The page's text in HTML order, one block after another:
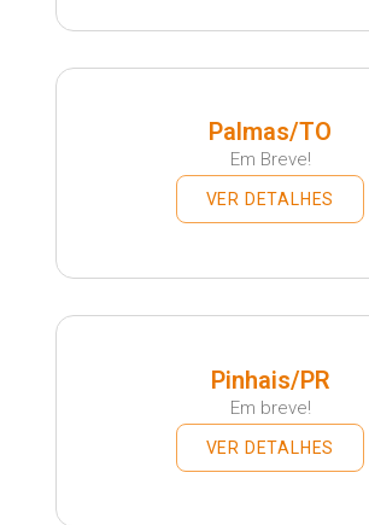
Palmas/TO
Em Breve!
VER DETALHES
Pinhais/PR
Em breve!
VER DETALHES